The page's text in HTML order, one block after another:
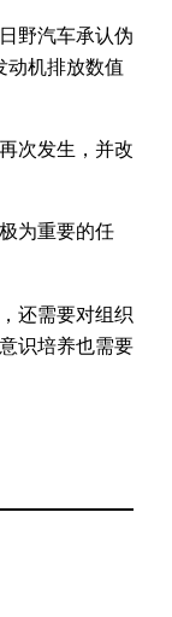
野汽车承认伪
机排放数值
次发生，并改
为重要的任
还需要对组织
识培养也需要